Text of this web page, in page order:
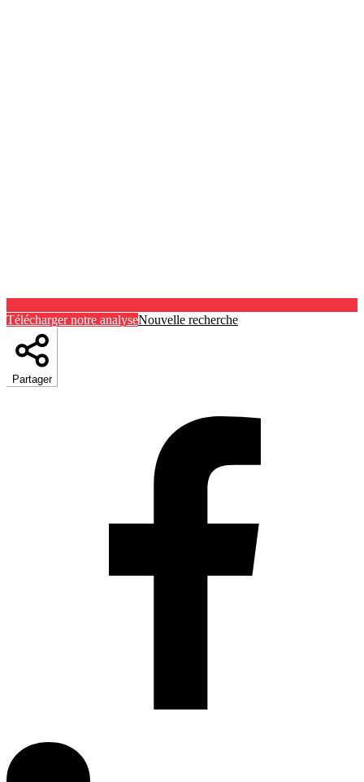
Télécharger notre analyseNouvelle recherche
Partager